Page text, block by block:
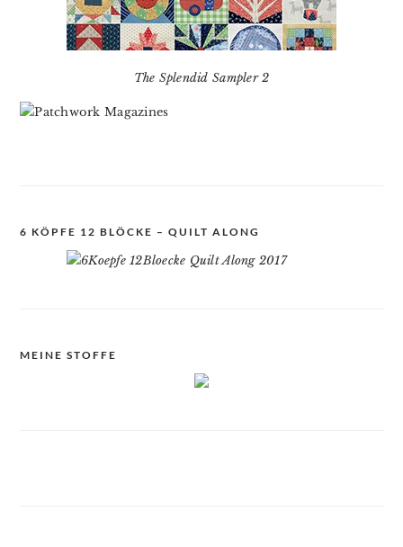
The Splendid Sampler 2
6 KÖPFE 12 BLÖCKE – QUILT ALONG
MEINE STOFFE